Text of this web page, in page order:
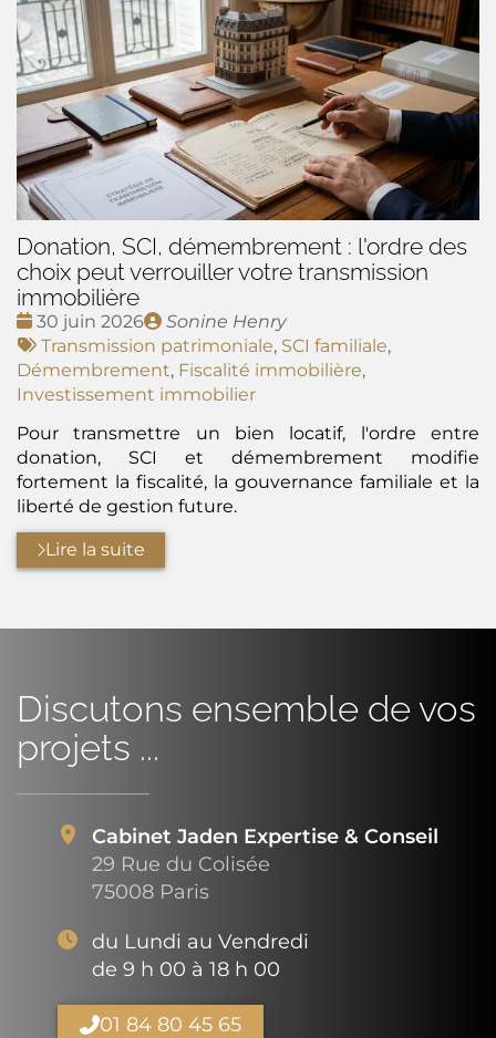
Donation, SCI, démembrement : l'ordre des
choix peut verrouiller votre transmission
immobilière
Date
:
30 juin 2026
Publié
par
Sonine Henry
Tags
:
Transmission patrimoniale, SCI familiale,
Démembrement, Fiscalité immobilière,
Investissement immobilier
Pour transmettre un bien locatif, l'ordre entre
donation, SCI et démembrement modifie
fortement la fiscalité, la gouvernance familiale et la
liberté de gestion future.
Lire la suite
Discutons ensemble de vos
projets ...
Cabinet Jaden Expertise & Conseil
29 Rue du Colisée
75008 Paris
du Lundi au Vendredi
de 9 h 00 à 18 h 00
01 84 80 45 65